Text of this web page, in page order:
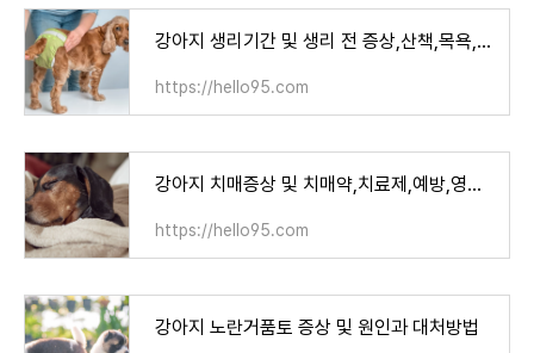
강아지 생리기간 및 생리 전 증상,산책,목욕,주기
https://hello95.com
강아지 치매증상 및 치매약,치료제,예방,영양제
https://hello95.com
강아지 노란거품토 증상 및 원인과 대처방법